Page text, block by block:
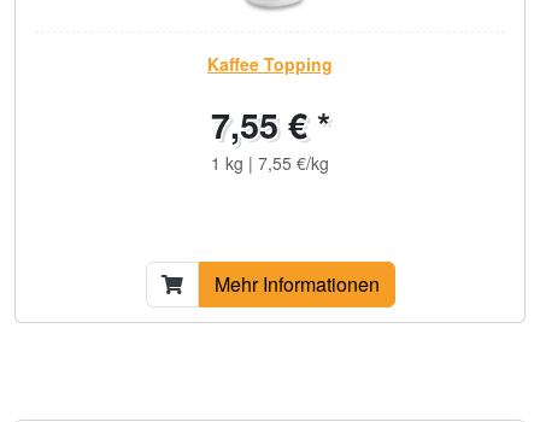
Kaffee Topping
7,55 € *
1 kg | 7,55 €/kg
Mehr Informationen